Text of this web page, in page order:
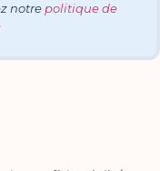
notre politique de